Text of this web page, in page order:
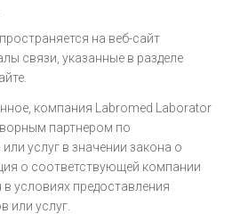
на веб-сайт
связи, указанные в разделе
компания Labromed Laborator
партнером по
услуг в значении закона о
о соответствующей компании
в условиях предоставления
или услуг.